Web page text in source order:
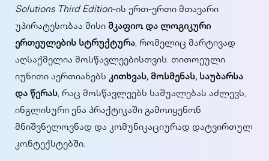
Solutions Third Edition-ის ერთ-ერთი მთავარი
უპირატესობაა მისი მკაფიო და ლოგიკური
ერთეულების სტრუქტურა, რომელიც მარტივად
აღსაქმელია მოსწავლეებისთვის. თითოეული
იუნითი აერთიანებს კითხვას, მოსმენას, საუბარსა
და წერას, რაც მოსწავლეებს საშუალებას აძლევს,
ინგლისური ენა პრაქტიკაში გამოიყენონ
მნიშვნელოვნად და კომუნიკაციურად დატვირთულ
კონტექსტებში.